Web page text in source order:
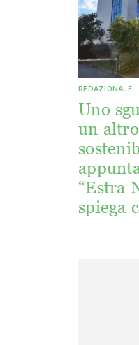
REDAZIONALE
Uno
un
“Estra
spiega